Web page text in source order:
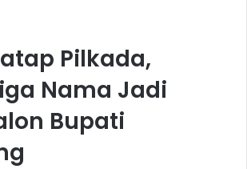
Pilkada,
Nama Jadi
Bupati